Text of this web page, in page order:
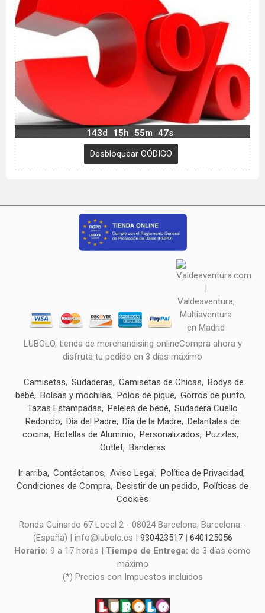
143d 15h 55m 46s
LUBOLO, tienda de merchandising onlineCompra ahora y
disfruta tu pedido en 3 días máximo
Camisetas Sudaderas Camisetas de Chicas
Bodys de
bebé
Bolsas y mochilas Polos de pique
Gorros de punto
Tazas Estampadas
Peleles de bebé
Sudadera Cuello
Redondo
Día del Padre Día de la Madre
Delantales de
cocina
Botellas de Aluminio Personalizados
Puzzles
Outlet Banderas
Ir arriba Contáctanos Aviso Legal
Política de Privacidad
Condiciones de Compra
Desistir de un pedido
Políticas de
Cookies
Ronda Guinardo 67 Local 2 - 08024 Barcelona, Barcelona -
(España) | info@lubolo.es | 930423517| 640125056
Horario: 9 a 17 horas | Tiempo de Entrega: de 3 días como
máximo
(*) Precios con Impuestos incluidos